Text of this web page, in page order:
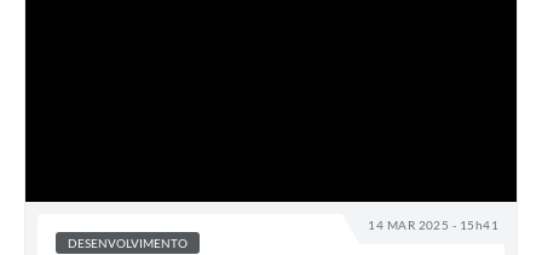
14 MAR 2025 - 15h41
DESENVOLVIMENTO